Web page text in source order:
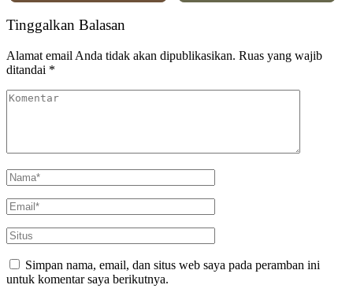
Tinggalkan Balasan
Alamat email Anda tidak akan dipublikasikan. Ruas yang wajib
ditandai *
Simpan nama, email, dan situs web saya pada peramban ini
untuk komentar saya berikutnya.